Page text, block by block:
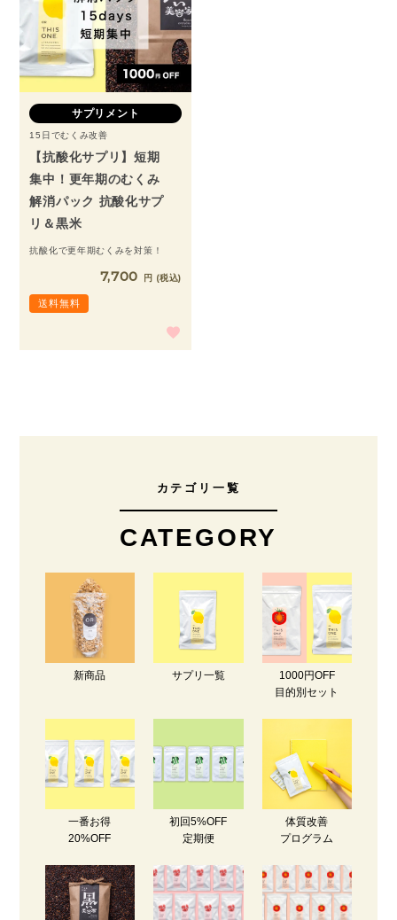
サプリメント
15日でむくみ改善
【抗酸化サプリ】短期
集中！更年期のむくみ
解消パック 抗酸化サプ
リ＆黒米
抗酸化で更年期むくみを対策！
7,700 税込
送料無料
カテゴリ一覧
CATEGORY
新商品 サプリ一覧
1000円OFF
目的別セット
一番お得
20%OFF
初回5%OFF
定期便
体質改善
プログラム